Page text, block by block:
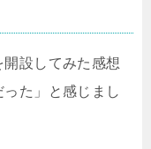
設してみた感想
た」と感じまし